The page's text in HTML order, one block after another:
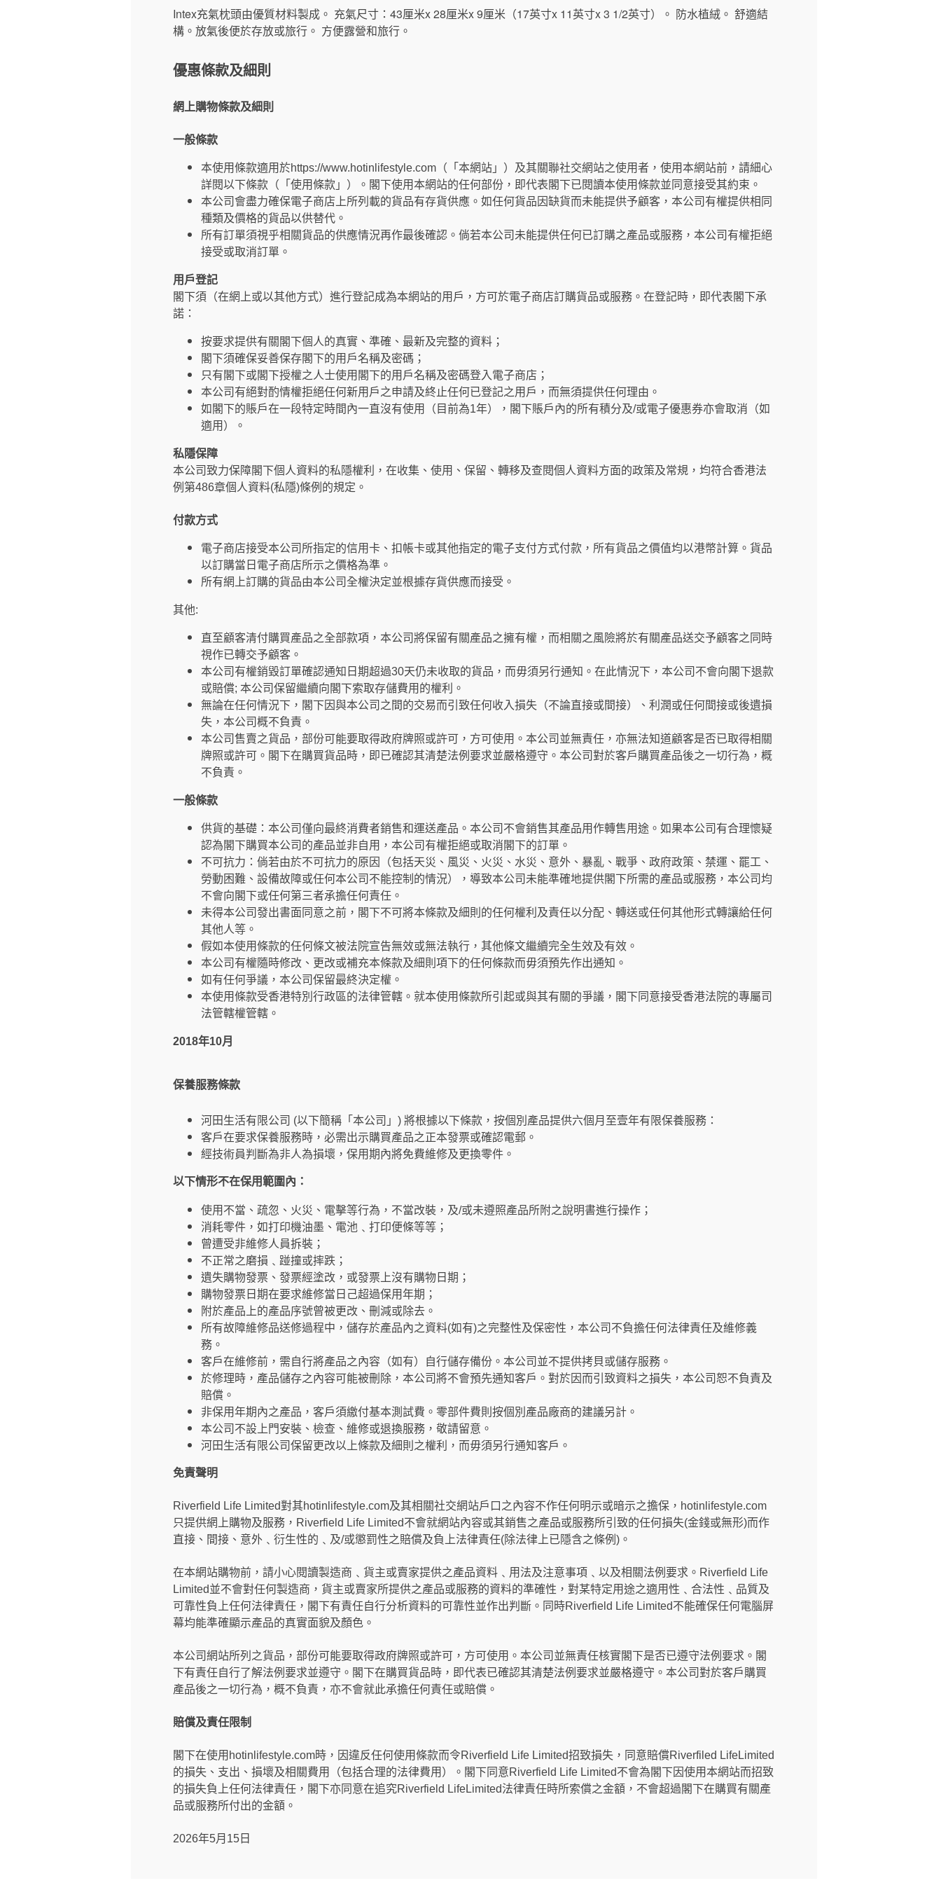
Intex充氣枕頭由優質材料製成。 充氣尺寸：43厘米x 28厘米x 9厘米（17英寸x 11英寸x 3 1/2英寸）。 防水植絨。 舒適結
構。放氣後便於存放或旅行。 方便露營和旅行。
優惠條款及細則
網上購物條款及細則
一般條款
本使用條款適用於https://www.hotinlifestyle.com（「本網站」）及其關聯社交網站之使用者，使用本網站前，請細心
詳閱以下條款（「使用條款」）。閣下使用本網站的任何部份，即代表閣下已閱讀本使用條款並同意接受其約束。
本公司會盡力確保電子商店上所列載的貨品有存貨供應。如任何貨品因缺貨而未能提供予顧客，本公司有權提供相同
種類及價格的貨品以供替代。
所有訂單須視乎相關貨品的供應情況再作最後確認。倘若本公司未能提供任何已訂購之產品或服務，本公司有權拒絕
接受或取消訂單。
用戶登記
閣下須（在網上或以其他方式）進行登記成為本網站的用戶，方可於電子商店訂購貨品或服務。在登記時，即代表閣下承
諾：
按要求提供有關閣下個人的真實、準確、最新及完整的資料；
閣下須確保妥善保存閣下的用戶名稱及密碼；
只有閣下或閣下授權之人士使用閣下的用戶名稱及密碼登入電子商店；
本公司有絕對酌情權拒絕任何新用戶之申請及終止任何已登記之用戶，而無須提供任何理由。
如閣下的賬戶在一段特定時間內一直沒有使用（目前為1年），閣下賬戶內的所有積分及/或電子優惠券亦會取消（如
適用）。
私隱保障
本公司致力保障閣下個人資料的私隱權利，在收集、使用、保留、轉移及查閱個人資料方面的政策及常規，均符合香港法
例第486章個人資料(私隱)條例的規定。
付款方式
電子商店接受本公司所指定的信用卡、扣帳卡或其他指定的電子支付方式付款，所有貨品之價值均以港幣計算。貨品
以訂購當日電子商店所示之價格為準。
所有網上訂購的貨品由本公司全權決定並根據存貨供應而接受。
其他:
直至顧客清付購買產品之全部款項，本公司將保留有關產品之擁有權，而相關之風險將於有關產品送交予顧客之同時
視作已轉交予顧客。
本公司有權銷毀訂單確認通知日期超過30天仍未收取的貨品，而毋須另行通知。在此情況下，本公司不會向閣下退款
或賠償; 本公司保留繼續向閣下索取存儲費用的權利。
無論在任何情況下，閣下因與本公司之間的交易而引致任何收入損失（不論直接或間接）、利潤或任何間接或後遺損
失，本公司概不負責。
本公司售賣之貨品，部份可能要取得政府牌照或許可，方可使用。本公司並無責任，亦無法知道顧客是否已取得相關
牌照或許可。閣下在購買貨品時，即已確認其清楚法例要求並嚴格遵守。本公司對於客戶購買產品後之一切行為，概
不負責。
一般條款
供貨的基礎：本公司僅向最終消費者銷售和運送產品。本公司不會銷售其產品用作轉售用途。如果本公司有合理懷疑
認為閣下購買本公司的產品並非自用，本公司有權拒絕或取消閣下的訂單。
不可抗力：倘若由於不可抗力的原因（包括天災、風災、火災、水災、意外、暴亂、戰爭、政府政策、禁運、罷工、
勞動困難、設備故障或任何本公司不能控制的情況），導致本公司未能準確地提供閣下所需的產品或服務，本公司均
不會向閣下或任何第三者承擔任何責任。
未得本公司發出書面同意之前，閣下不可將本條款及細則的任何權利及責任以分配、轉送或任何其他形式轉讓給任何
其他人等。
假如本使用條款的任何條文被法院宣告無效或無法執行，其他條文繼續完全生效及有效。
本公司有權隨時修改、更改或補充本條款及細則項下的任何條款而毋須預先作出通知。
如有任何爭議，本公司保留最終決定權。
本使用條款受香港特別行政區的法律管轄。就本使用條款所引起或與其有關的爭議，閣下同意接受香港法院的專屬司
法管轄權管轄。
2018年10月
保養服務條款
河田生活有限公司 (以下簡稱「本公司」) 將根據以下條款，按個別產品提供六個月至壹年有限保養服務：
客戶在要求保養服務時，必需出示購買產品之正本發票或確認電郵。
經技術員判斷為非人為損壞，保用期內將免費維修及更換零件。
以下情形不在保用範圍內：
使用不當、疏忽、火災、電擊等行為，不當改裝，及/或未遵照產品所附之說明書進行操作；
消耗零件，如打印機油墨、電池﹑打印便條等等；
曾遭受非維修人員拆裝；
不正常之磨損﹑踫撞或摔跌；
遺失購物發票、發票經塗改，或發票上沒有購物日期；
購物發票日期在要求維修當日己超過保用年期；
附於產品上的產品序號曾被更改、刪減或除去。
所有故障維修品送修過程中，儲存於產品內之資料(如有)之完整性及保密性，本公司不負擔任何法律責任及維修義
務。
客戶在維修前，需自行將產品之內容（如有）自行儲存備份。本公司並不提供拷貝或儲存服務。
於修理時，產品儲存之內容可能被刪除，本公司將不會預先通知客戶。對於因而引致資料之損失，本公司恕不負責及
賠償。
非保用年期內之產品，客戶須繳付基本測試費。零部件費則按個別產品廠商的建議另計。
本公司不設上門安裝、檢查、維修或退換服務，敬請留意。
河田生活有限公司保留更改以上條款及細則之權利，而毋須另行通知客戶。
免責聲明
Riverfield Life Limited對其hotinlifestyle.com及其相關社交網站戶口之內容不作任何明示或暗示之擔保，hotinlifestyle.com
只提供網上購物及服務，Riverfield Life Limited不會就網站內容或其銷售之產品或服務所引致的任何損失(金錢或無形)而作
直接、間接、意外﹑衍生性的﹑及/或懲罰性之賠償及負上法律責任(除法律上已隱含之條例)。
在本網站購物前，請小心閱讀製造商﹑貨主或賣家提供之產品資料﹑用法及注意事項﹑以及相關法例要求。Riverfield Life
Limited並不會對任何製造商，貨主或賣家所提供之產品或服務的資料的準確性，對某特定用途之適用性﹑合法性﹑品質及
可靠性負上任何法律責任，閣下有責任自行分析資料的可靠性並作出判斷。同時Riverfield Life Limited不能確保任何電腦屏
幕均能準確顯示產品的真實面貌及顏色。
本公司網站所列之貨品，部份可能要取得政府牌照或許可，方可使用。本公司並無責任核實閣下是否已遵守法例要求。閣
下有責任自行了解法例要求並遵守。閣下在購買貨品時，即代表已確認其清楚法例要求並嚴格遵守。本公司對於客戶購買
產品後之一切行為，概不負責，亦不會就此承擔任何責任或賠償。
賠償及責任限制
閣下在使用hotinlifestyle.com時，因違反任何使用條款而令Riverfield Life Limited招致損失，同意賠償Riverfiled LifeLimited
的損失、支出、損壞及相關費用（包括合理的法律費用）。閣下同意Riverfield Life Limited不會為閣下因使用本網站而招致
的損失負上任何法律責任，閣下亦同意在追究Riverfield LifeLimited法律責任時所索償之金額，不會超過閣下在購買有關產
品或服務所付出的金額。
2026年5月15日